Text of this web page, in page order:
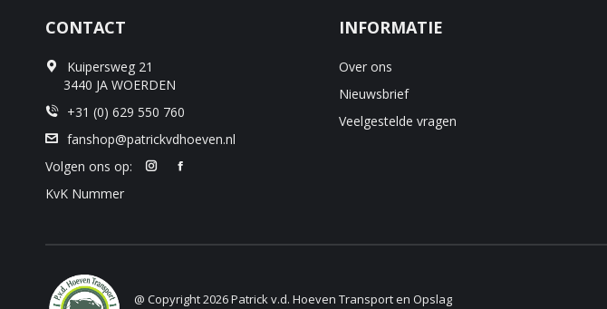
CONTACT
Kuipersweg 21
3440 JA WOERDEN
+31 (0) 629 550 760
fanshop@patrickvdhoeven.nl
Volgen ons op:
KvK Nummer
INFORMATIE
Over ons
Nieuwsbrief
Veelgestelde vragen
@ Copyright 2026 Patrick v.d. Hoeven Transport en Opslag